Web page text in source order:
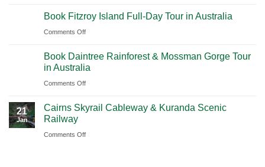
(PVG)
|
Book
Service
with
Ciiclo
Blue
Mountains
Tour
from
Sydney
Book Fitzroy Island Full-Day Tour in Australia
Comments Offon
Fitzroy
Island
Full-
Tour
Australia
Book Daintree Rainforest & Mossman Gorge Tour
in Australia
Comments Offon
Daintree
&
21
Jan
Cairns Skyrail Cableway & Kuranda Scenic
Railway
Comments Offon